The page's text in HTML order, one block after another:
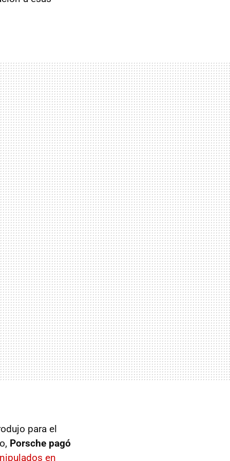
para el
Porsche pagó
en